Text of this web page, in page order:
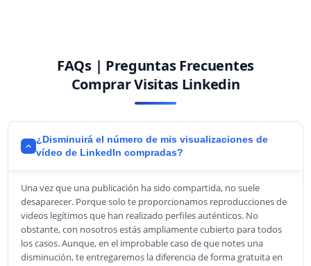
FAQs | Preguntas Frecuentes
Comprar Visitas Linkedin
¿Disminuirá el número de mis visualizaciones de
vídeo de LinkedIn compradas?
Una vez que una publicación ha sido compartida, no suele
desaparecer. Porque solo te proporcionamos reproducciones de
videos legítimos que han realizado perfiles auténticos. No
obstante, con nosotros estás ampliamente cubierto para todos
los casos. Aunque, en el improbable caso de que notes una
disminución, te entregaremos la diferencia de forma gratuita en